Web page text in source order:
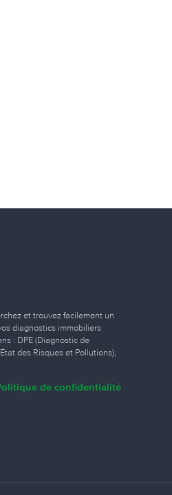
et trouvez facilement un
diagnostics immobiliers
: DPE (Diagnostic de
des Risques et Pollutions),
de confidentialité